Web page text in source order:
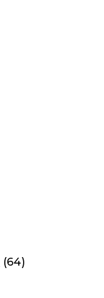
(64)